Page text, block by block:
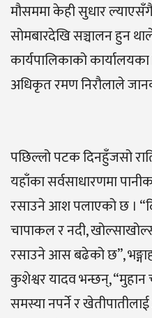
मौसममा केही सुधार
सोमबारदेखि सञ्चालन हुन
कार्यपालिकाको
अधिकृत रमण निरौलाले
पछिल्लो पटक दिनहुँजसो
यहाँका सर्वसाधारणमा
रसाउने आश पलाएको छ ।
चापाकल र नदी,
रसाउने आस बढेको छ”,
कुशेश्वर यादव भन्छन्, “मुहान
समस्या नपर्ने र